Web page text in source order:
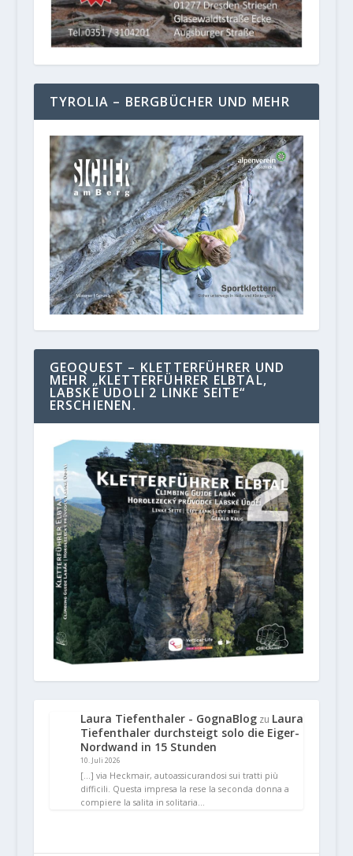
TYROLIA – BERGBÜCHER UND MEHR
GEOQUEST – KLETTERFÜHRER UND
MEHR „KLETTERFÜHRER ELBTAL,
LABSKE UDOLI 2 LINKE SEITE“
ERSCHIENEN.
Laura Tiefenthaler - GognaBlogzu Laura
Tiefenthaler durchsteigt solo die Eiger-
Nordwand in 15 Stunden
10. Juli 2026
[…] via Heckmair, autoassicurandosi sui tratti più
difficili. Questa impresa la rese la seconda donna a
compiere la salita in solitaria…